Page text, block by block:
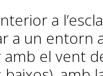
a
a un entorn
el vent